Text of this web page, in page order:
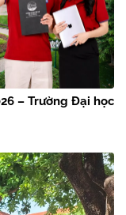
– Trường Đại học